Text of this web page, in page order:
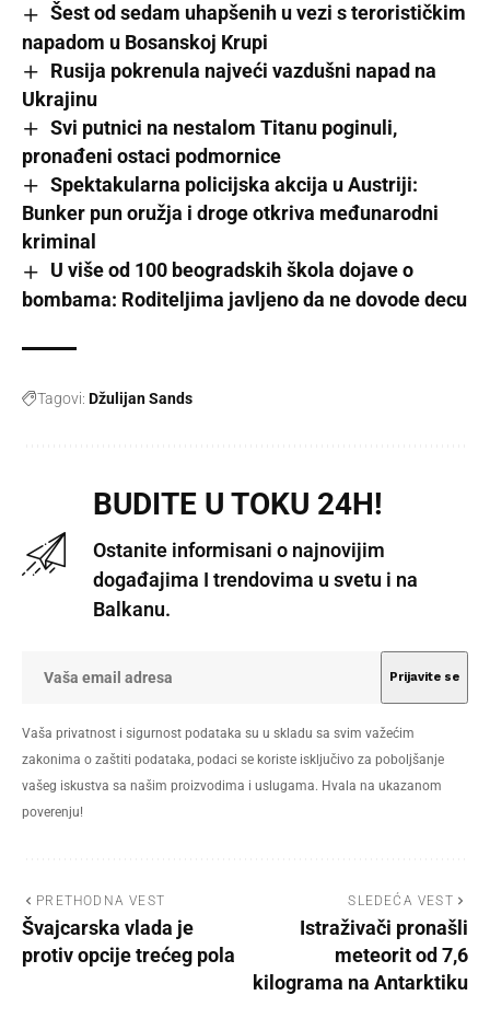
Šest od sedam uhapšenih u vezi s terorističkim
napadom u Bosanskoj Krupi
Rusija pokrenula najveći vazdušni napad na
Ukrajinu
Svi putnici na nestalom Titanu poginuli,
pronađeni ostaci podmornice
Spektakularna policijska akcija u Austriji:
Bunker pun oružja i droge otkriva međunarodni
kriminal
U više od 100 beogradskih škola dojave o
bombama: Roditeljima javljeno da ne dovode decu
Tagovi: Džulijan Sands
BUDITE U TOKU 24H!
Ostanite informisani o najnovijim
događajima I trendovima u svetu i na
Balkanu.
Vaša privatnost i sigurnost podataka su u skladu sa svim važećim
zakonima o zaštiti podataka, podaci se koriste isključivo za poboljšanje
vašeg iskustva sa našim proizvodima i uslugama. Hvala na ukazanom
poverenju!
PRETHODNA VEST
Švajcarska vlada je
protiv opcije trećeg pola
SLEDEĆA VEST
Istraživači pronašli
meteorit od 7,6
kilograma na Antarktiku